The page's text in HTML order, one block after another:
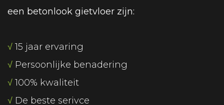
een betonlook gietvloer zijn:
√ 15 jaar ervaring
√ Persoonlijke benadering
√ 100% kwaliteit
√ De beste serivce